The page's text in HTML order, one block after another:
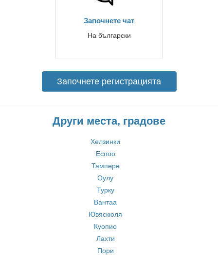
Започнете чат
На български
Започнете регистрацията
Други места, градове
Хелзинки
Еспоо
Тампере
Оулу
Турку
Вантаа
Ювяскюля
Куопио
Лахти
Пори